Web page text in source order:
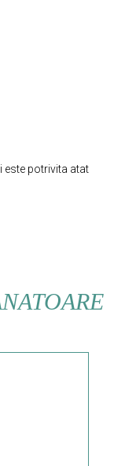
este potrivita atat